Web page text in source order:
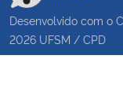
Desenvolvido com o
2026 UFSM / CPD